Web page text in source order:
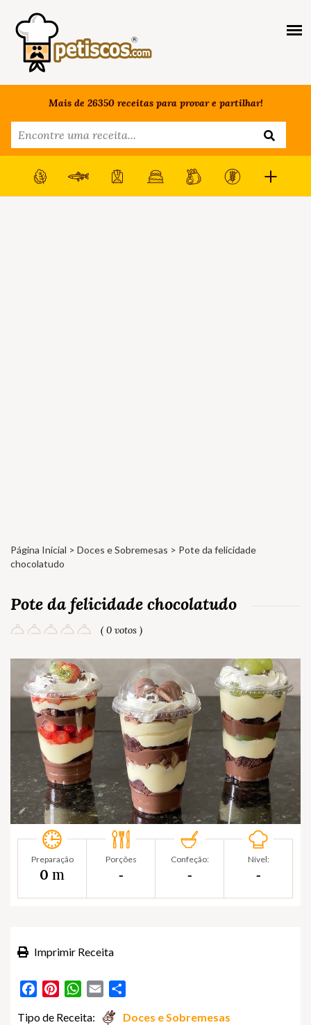
Mais de 26350 receitas para provar e partilhar!
Página Inicial > Doces e Sobremesas > Pote da felicidade
chocolatudo
Pote da felicidade chocolatudo
( 0 votos )
Preparação
0 m
Porções
‐
Confeção:
‐
Nível:
‐
Imprimir Receita
FacebookPinterestWhatsApp
Email
Tipo de Receita: Doces e Sobremesas